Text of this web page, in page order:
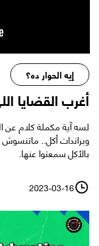
إيه الحوار ده؟
أغرب القضايا
لسه آية مكملة كلام عن
وبراندات أكل..
بالأكل سمعتوا عنها.
2023-03-16